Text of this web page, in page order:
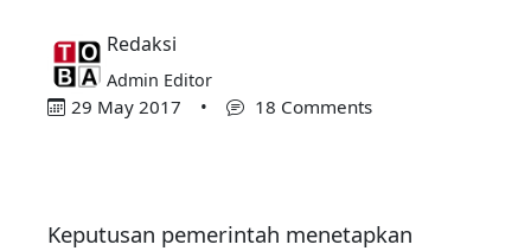
Redaksi
Admin Editor
29 May 2017 • 18 Comments
Keputusan pemerintah menetapkan